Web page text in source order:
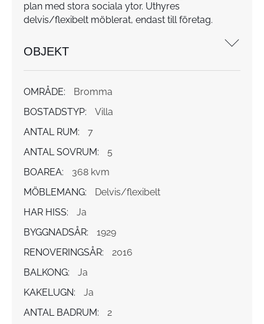
plan med stora sociala ytor. Uthyres
delvis/flexibelt möblerat, endast till företag.
OBJEKT
OMRÅDE:
Bromma
BOSTADSTYP:
Villa
ANTAL RUM:
7
ANTAL SOVRUM:
5
BOAREA:
368 kvm
MÖBLEMANG:
Delvis/flexibelt
HAR HISS:
Ja
BYGGNADSÅR:
1929
RENOVERINGSÅR:
2016
BALKONG:
Ja
KAKELUGN:
Ja
ANTAL BADRUM:
2